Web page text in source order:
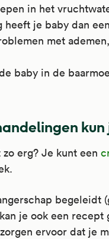
in het
heeft je baby dan
met
baby in de
erg? Je kunt een
begeleidt
je ook een
ervoor dat je